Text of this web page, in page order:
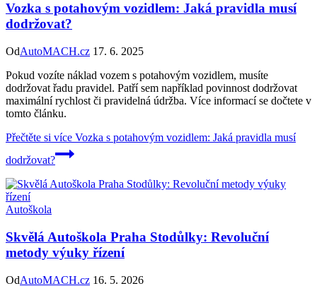
Vozka s potahovým vozidlem: Jaká pravidla musí
dodržovat?
OdAutoMACH.cz 17. 6. 2025
Pokud vozíte náklad vozem s potahovým vozidlem, musíte
dodržovat řadu pravidel. Patří sem například povinnost dodržovat
maximální rychlost či pravidelná údržba. Více informací se dočtete v
tomto článku.
Přečtěte si více Vozka s potahovým vozidlem: Jaká pravidla musí
dodržovat?
Autoškola
Skvělá Autoškola Praha Stodůlky: Revoluční
metody výuky řízení
OdAutoMACH.cz 16. 5. 2026